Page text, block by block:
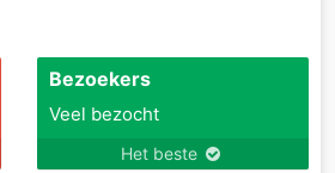
Bezoekers
Veel bezocht
Het beste